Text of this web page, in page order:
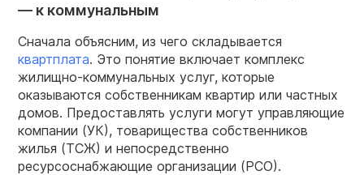
— к коммунальным
Сначала объясним, из чего складывается
квартплата. Это понятие включает комплекс
жилищно-коммунальных услуг, которые
оказываются собственникам квартир или частных
домов. Предоставлять услуги могут управляющие
компании (УК), товарищества собственников
жилья (ТСЖ) и непосредственно
ресурсоснабжающие организации (РСО).